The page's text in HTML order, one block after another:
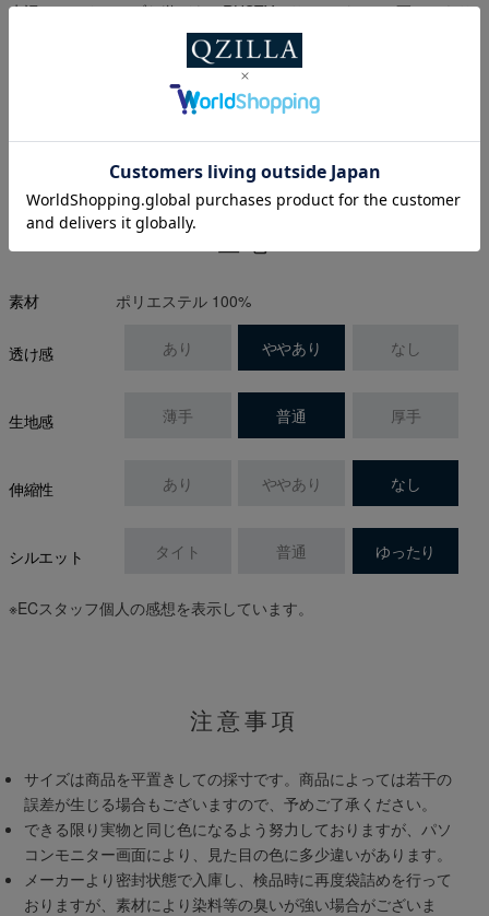
水辺でのアクティブな遊びを、RUSTYのサーフパンツで更にエキサ
※プライベートブラウズ(シークレットモード)ではスタイル画像が表
素材 ポリエステル 100%
透け感 あり ややあり なし
生地感 薄手 普通 厚手
伸縮性 あり ややあり なし
シルエット タイト 普通 ゆったり
※ECスタッフ個人の感想を表示しています。
注意事項
サイズは商品を平置きしての採寸です。商品によっては若干の
誤差が生じる場合もございますので、予めご了承ください。
できる限り実物と同じ色になるよう努力しておりますが、パソ
コンモニター画面により、見た目の色に多少違いがあります。
メーカーより密封状態で入庫し、検品時に再度袋詰めを行って
おりますが、素材により染料等の臭いが強い場合がございま